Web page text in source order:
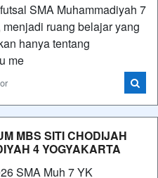
SMA Muhammadiyah 7
ruang belajar yang
hanya tentang
me
MBS SITI CHODIJAH
4 YOGYAKARTA
SMA Muh 7 YK